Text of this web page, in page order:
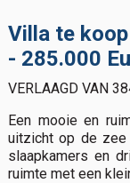
Villa te
- 285.000
VERLAAGD VAN
Een mooie en
uitzicht op de
slaapkamers en
ruimte met een